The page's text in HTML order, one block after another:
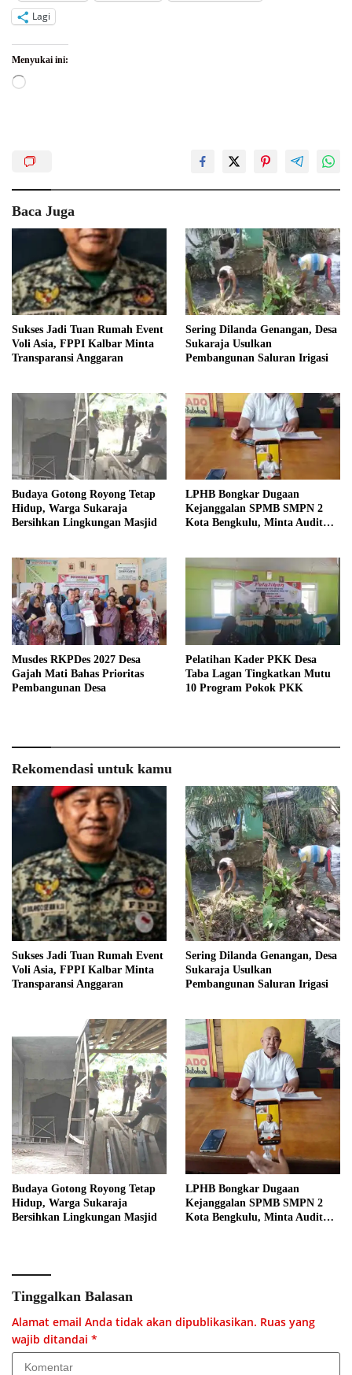
Lagi
Menyukai ini:
Memuat...
Baca Juga
Sukses Jadi Tuan Rumah Event
Voli Asia, FPPI Kalbar Minta
Transparansi Anggaran
Sering Dilanda Genangan, Desa
Sukaraja Usulkan
Pembangunan Saluran Irigasi
Budaya Gotong Royong Tetap
Hidup, Warga Sukaraja
Bersihkan Lingkungan Masjid
LPHB Bongkar Dugaan
Kejanggalan SPMB SMPN 2
Kota Bengkulu, Minta Audit
Musdes RKPDes 2027 Desa
Gajah Mati Bahas Prioritas
Pembangunan Desa
Pelatihan Kader PKK Desa
Taba Lagan Tingkatkan Mutu
10 Program Pokok PKK
Rekomendasi untuk kamu
Sukses Jadi Tuan Rumah Event
Voli Asia, FPPI Kalbar Minta
Transparansi Anggaran
Sering Dilanda Genangan, Desa
Sukaraja Usulkan
Pembangunan Saluran Irigasi
Budaya Gotong Royong Tetap
Hidup, Warga Sukaraja
Bersihkan Lingkungan Masjid
LPHB Bongkar Dugaan
Kejanggalan SPMB SMPN 2
Kota Bengkulu, Minta Audit
Tinggalkan Balasan
Alamat email Anda tidak akan dipublikasikan. Ruas yang
wajib ditandai *